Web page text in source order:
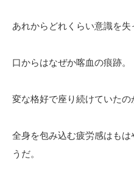
あれからどれくらい意識を失
口からはなぜか喀血の痕跡。
変な格好で座り続けていたの
全身を包み込む疲労感はも
うだ。